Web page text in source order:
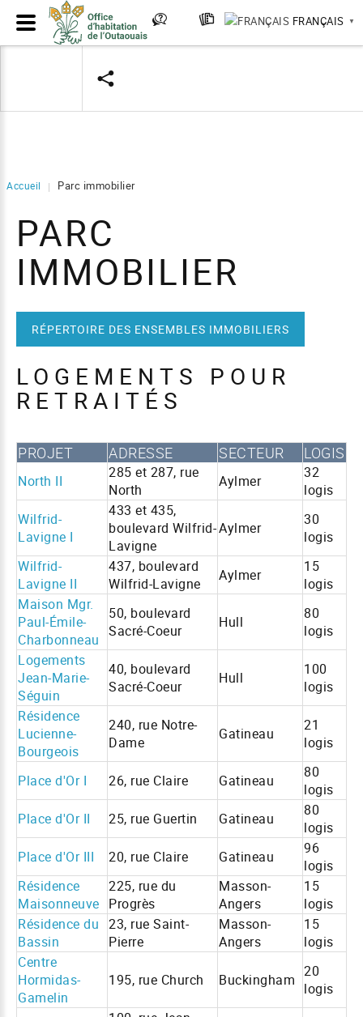
FRANÇAIS ▼
Accueil | Parc immobilier
PARC
IMMOBILIER
RÉPERTOIRE DES ENSEMBLES IMMOBILIERS
LOGEMENTS POUR
RETRAITÉS
PROJET ADRESSE SECTEUR LOGIS
North II
285 et 287, rue
North
Aylmer
32
logis
Wilfrid-
Lavigne I
433 et 435,
boulevard Wilfrid-
Lavigne
Aylmer
30
logis
Wilfrid-
Lavigne II
437, boulevard
Wilfrid-Lavigne
Aylmer
15
logis
Maison Mgr.
Paul-Émile-
Charbonneau
50, boulevard
Sacré-Coeur
Hull
80
logis
Logements
Jean-Marie-
Séguin
40, boulevard
Sacré-Coeur
Hull
100
logis
Résidence
Lucienne-
Bourgeois
240, rue Notre-
Dame
Gatineau
21
logis
Place d'Or I 26, rue Claire Gatineau
80
logis
Place d'Or II
25, rue Guertin Gatineau
80
logis
Place d'Or III
20, rue Claire Gatineau
96
logis
Résidence
Maisonneuve
225, rue du
Progrès
Masson-
Angers
15
logis
Résidence du
Bassin
23, rue Saint-
Pierre
Masson-
Angers
15
logis
Centre
Hormidas-
Gamelin
195, rue Church Buckingham 20
logis